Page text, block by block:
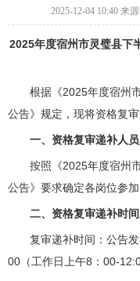
2025-12-04 10:40 来
2025年度宿州市灵璧县下
根据《2025年度宿州市
公告》规定，现将资格复
一、资格复审递补人
按照《2025年度宿州市
公告》要求确定各岗位参
二、资格复审递补时
复审递补时间：公告发
00（工作日上午8：00-